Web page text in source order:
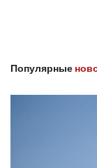
Популярные